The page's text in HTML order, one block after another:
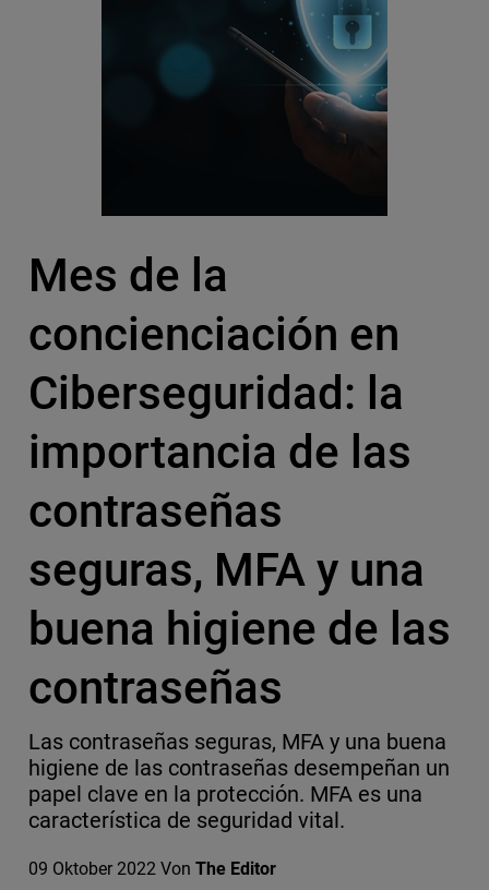
Mes de la
concienciación en
Ciberseguridad: la
importancia de las
contraseñas
seguras, MFA y una
buena higiene de las
contraseñas
Las contraseñas seguras, MFA y una buena
higiene de las contraseñas desempeñan un
papel clave en la protección. MFA es una
característica de seguridad vital.
09 Oktober 2022 Von The Editor